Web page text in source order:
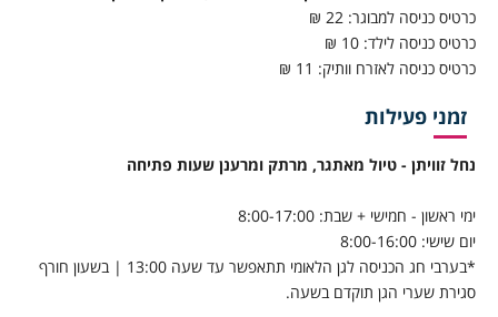
כרטיס כניסה למבוגר: 22 ₪
כרטיס כניסה לילד: 10 ₪
כרטיס כניסה לאזרח וותיק: 11 ₪
זמני פעילות
נחל זוויתן - טיול מאתגר, מרתק ומרענן שעות פתיחה
ימי ראשון - חמישי + שבת: 8:00-17:00
יום שישי: 8:00-16:00
*בערבי חג הכניסה לגן הלאומי תתאפשר עד שעה 13:00 | בשעון חורף
סגירת שערי הגן תוקדם בשעה.